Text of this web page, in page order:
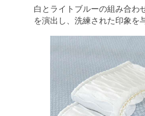
白とライトブルーの組み合わ
を演出し、洗練された印象を